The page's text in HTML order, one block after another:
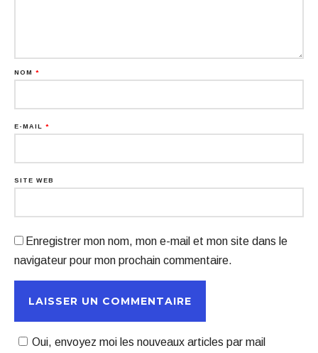
NOM *
E-MAIL *
SITE WEB
Enregistrer mon nom, mon e-mail et mon site dans le
navigateur pour mon prochain commentaire.
Oui, envoyez moi les nouveaux articles par mail